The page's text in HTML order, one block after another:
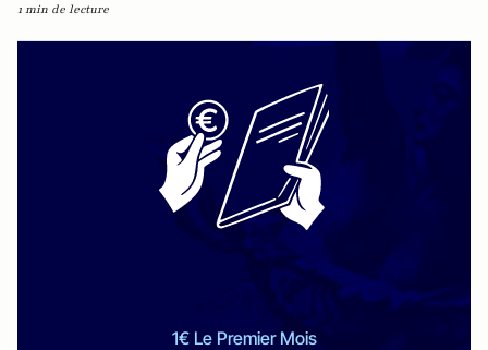
1 min de lecture
1€ Le Premier Mois